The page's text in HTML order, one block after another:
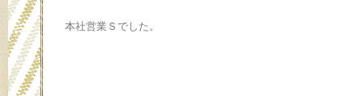
本社営業Ｓでした。